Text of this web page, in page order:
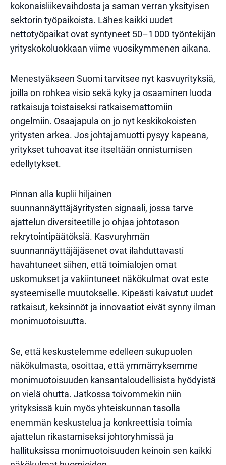
kokonaisliikevaihdosta ja saman verran yksityisen
sektorin työpaikoista. Lähes kaikki uudet
nettotyöpaikat ovat syntyneet 50–1 000 työntekijän
yrityskokoluokkaan viime vuosikymmenen aikana.
Menestyäkseen Suomi tarvitsee nyt kasvuyrityksiä,
joilla on rohkea visio sekä kyky ja osaaminen luoda
ratkaisuja toistaiseksi ratkaisemattomiin
ongelmiin. Osaajapula on jo nyt keskikokoisten
yritysten arkea. Jos johtajamuotti pysyy kapeana,
yritykset tuhoavat itse itseltään onnistumisen
edellytykset.
Pinnan alla kuplii hiljainen
suunnannäyttäjäyritysten signaali, jossa tarve
ajattelun diversiteetille jo ohjaa johtotason
rekrytointipäätöksiä. Kasvuryhmän
suunnannäyttäjäjäsenet ovat ilahduttavasti
havahtuneet siihen, että toimialojen omat
uskomukset ja vakiintuneet näkökulmat ovat este
systeemiselle muutokselle. Kipeästi kaivatut uudet
ratkaisut, keksinnöt ja innovaatiot eivät synny ilman
monimuotoisuutta.
Se, että keskustelemme edelleen sukupuolen
näkökulmasta, osoittaa, että ymmärryksemme
monimuotoisuuden kansantaloudellisista hyödyistä
on vielä ohutta. Jatkossa toivommekin niin
yrityksissä kuin myös yhteiskunnan tasolla
enemmän keskustelua ja konkreettisia toimia
ajattelun rikastamiseksi johtoryhmissä ja
hallituksissa monimuotoisuuden keinoin sen kaikki